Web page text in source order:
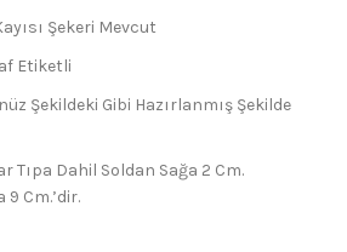
Şekeri Mevcut
Etiketli
Şekildeki Gibi Hazırlanmış Şekilde
Tıpa Dahil Soldan Sağa 2 Cm.
9 Cm.’dir.